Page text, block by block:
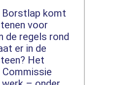
Borstlap komt
voor
de regels rond
er in de
Het